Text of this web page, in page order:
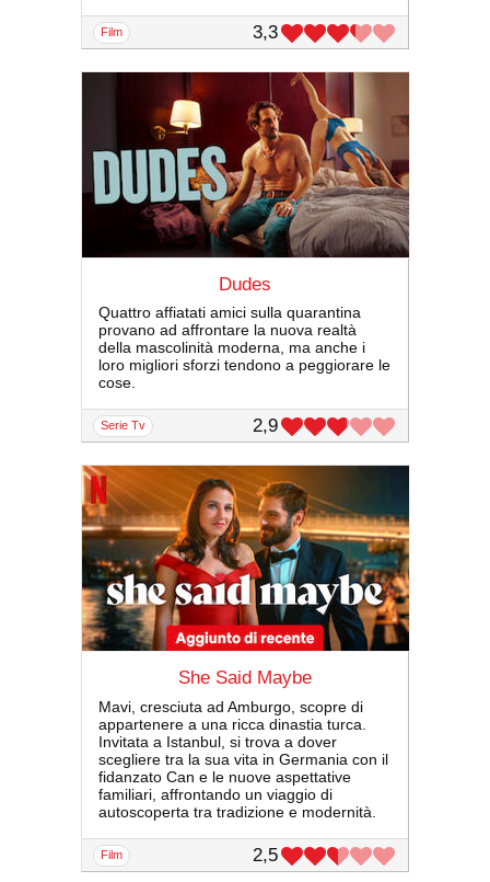
film 3,3
Dudes
Quattro affiatati amici sulla quarantina
provano ad affrontare la nuova realtà
della mascolinità moderna, ma anche i
loro migliori sforzi tendono a peggiorare le
cose.
serie Tv 2,9
She Said Maybe
Mavi, cresciuta ad Amburgo, scopre di
appartenere a una ricca dinastia turca.
Invitata a Istanbul, si trova a dover
scegliere tra la sua vita in Germania con il
fidanzato Can e le nuove aspettative
familiari, affrontando un viaggio di
autoscoperta tra tradizione e modernità.
film 2,5